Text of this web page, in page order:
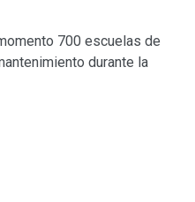
700 escuelas de
durante la